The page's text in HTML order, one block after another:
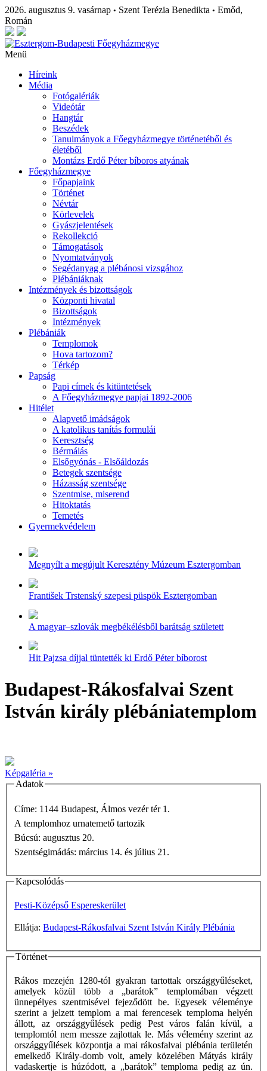
2026. augusztus 9. vasárnap • Szent Terézia Benedikta • Emőd,
Román
Menü
Híreink
Média
Fotógalériák
Videótár
Hangtár
Beszédek
Tanulmányok a Főegyházmegye történetéből és
életéből
Montázs Erdő Péter bíboros atyának
Főegyházmegye
Főpapjaink
Történet
Névtár
Körlevelek
Gyászjelentések
Rekollekció
Támogatások
Nyomtatványok
Segédanyag a plébánosi vizsgához
Plébániáknak
Intézmények és bizottságok
Központi hivatal
Bizottságok
Intézmények
Plébániák
Templomok
Hova tartozom?
Térkép
Papság
Papi címek és kitüntetések
A Főegyházmegye papjai 1892-2006
Hitélet
Alapvető imádságok
A katolikus tanítás formulái
Keresztség
Bérmálás
Elsőgyónás - Elsőáldozás
Betegek szentsége
Házasság szentsége
Szentmise, miserend
Hitoktatás
Temetés
Gyermekvédelem
Megnyílt a megújult Keresztény Múzeum Esztergomban
František Trstenský szepesi püspök Esztergomban
A magyar–szlovák megbékélésből barátság született
Hit Pajzsa díjjal tüntették ki Erdő Péter bíborost
Budapest-Rákosfalvai Szent
István király plébániatemplom
Képgaléria »
Adatok
Címe: 1144 Budapest, Álmos vezér tér 1.
A templomhoz urnatemető tartozik
Búcsú: augusztus 20.
Szentségimádás: március 14. és július 21.
Kapcsolódás
Pesti-Középső Espereskerület
Ellátja: Budapest-Rákosfalvai Szent István Király Plébánia
Történet
Rákos mezején 1280-tól gyakran tartottak országgyűléseket,
amelyek közül több a „barátok” templomában végzett
ünnepélyes szentmisével fejeződött be. Egyesek véleménye
szerint a jelzett templom a mai ferencesek temploma helyén
állott, az országgyűlések pedig Pest város falán kívül, a
templomtól nem messze zajlottak le. Más vélemény szerint az
országgyűlések központja a mai rákosfalvai plébánia területén
emelkedő Király-domb volt, amely közelében Mátyás király
vadaskertje is húzódott, a „barátok” temploma pedig az ún.